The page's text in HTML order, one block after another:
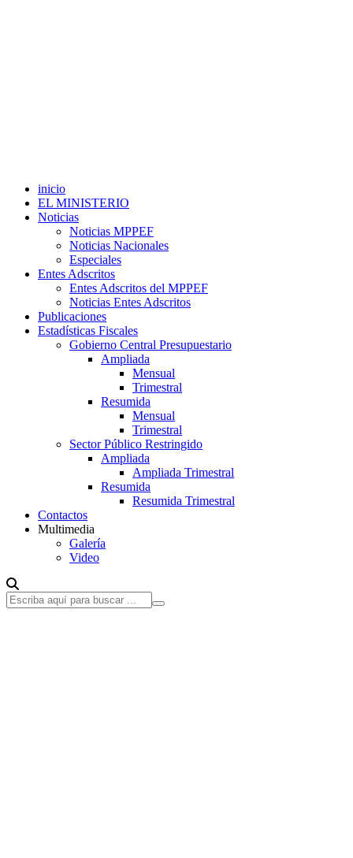
inicio
EL MINISTERIO
Noticias
Noticias MPPEF
Noticias Nacionales
Especiales
Entes Adscritos
Entes Adscritos del MPPEF
Noticias Entes Adscritos
Publicaciones
Estadísticas Fiscales
Gobierno Central Presupuestario
Ampliada
Mensual
Trimestral
Resumida
Mensual
Trimestral
Sector Público Restringido
Ampliada
Ampliada Trimestral
Resumida
Resumida Trimestral
Contactos
Multimedia
Galería
Video